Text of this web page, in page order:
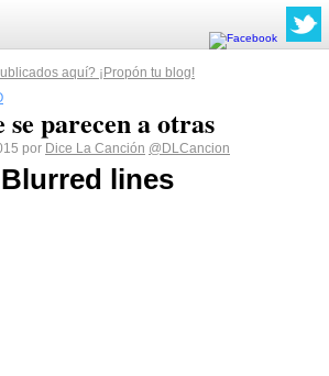
aquí? ¡Propón tu blog!
se parecen a otras
por Dice La Canción @DLCancion